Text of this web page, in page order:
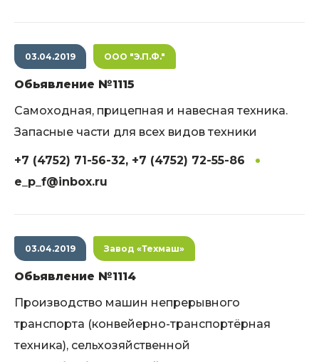
03.04.2019 ООО "Э.П.Ф."
Обьявление №1115
Самоходная, прицепная и навесная техника.
Запасные части для всех видов техники
+7 (4752) 71-56-32, +7 (4752) 72-55-86
e_p_f@inbox.ru
03.04.2019 Завод «Техмаш»
Обьявление №1114
Производство машин непрерывного
транспорта (конвейерно-транспортёрная
техника), сельхозяйственной